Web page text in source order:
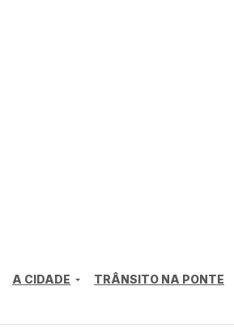
A CIDADE TRÂNSITO NA PONTE